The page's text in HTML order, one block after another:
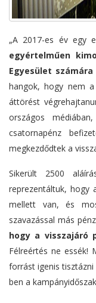
„A 2017-es év egy
egyértelműen
Egyesület
hangok, hogy nem
áttörést
országos
csatornapénz
megkezdődtek a
Sikerült 2500
reprezentáltuk, hogy
mellett van, és
szavazással más
hogy a visszajáró
Félreértés ne essék!
forrást igenis
ben a